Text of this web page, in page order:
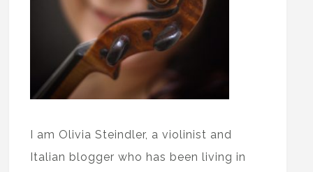
I am Olivia Steindler, a violinist and
Italian blogger who has been living in